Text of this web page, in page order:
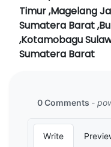
Timur ,Magelang
Sumatera Barat
,Kotamobagu
Sumatera Barat